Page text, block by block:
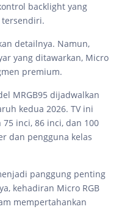
backlight yang
detailnya. Namun,
yang ditawarkan, Micro
premium.
MRGB95 dijadwalkan
kedua 2026. TV ini
inci, 86 inci, dan 100
dan pengguna kelas
panggung penting
kehadiran Micro RGB
mempertahankan